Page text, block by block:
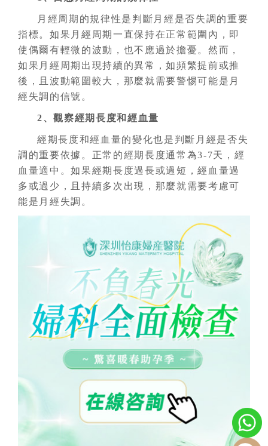
月經周期的規律性是判斷月經是否失調的重要
指標。如果月經周期一直保持在正常範圍內，即
使偶爾有輕微的波動，也不應過於擔憂。然而，
如果月經周期出現持續的異常，如頻繁提前或推
後，且波動範圍較大，那麼就需要警惕可能是月
經失調的信號。
2、觀察經期長度和經血量
經期長度和經血量的變化也是判斷月經是否失
調的重要依據。正常的經期長度通常為3-7天，經
血量適中。如果經期長度過長或過短，經血量過
多或過少，且持續多次出現，那麼就需要考慮可
能是月經失調。